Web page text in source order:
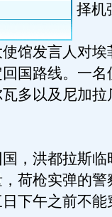
择机
发言人对埃
国路线。一名
多以及尼加拉
洪都拉斯临
荷枪实弹的警
下午之前不能